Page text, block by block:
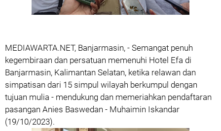
MEDIAWARTA.NET, Banjarmasin, - Semangat penuh
kegembiraan dan persatuan memenuhi Hotel Efa di
Banjarmasin, Kalimantan Selatan, ketika relawan dan
simpatisan dari 15 simpul wilayah berkumpul dengan
tujuan mulia - mendukung dan memeriahkan pendaftaran
pasangan Anies Baswedan - Muhaimin Iskandar
(19/10/2023).